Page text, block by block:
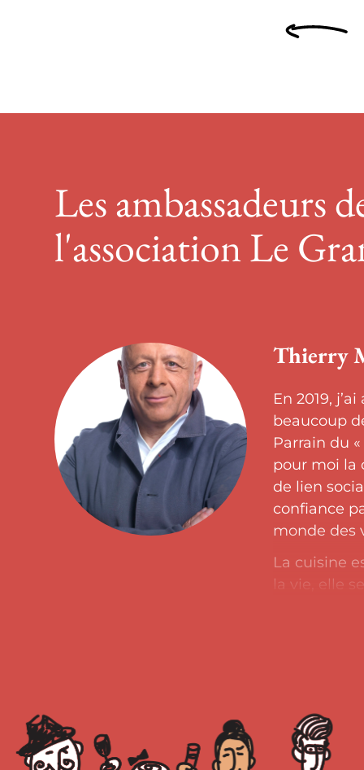
Les ambassadeurs
l'association Le
Thierry
En 2019,
beaucoup
Parrain du
pour moi la
de lien
confiance
monde des
La cuisine
la vie, elle
met en
quotidien,
et le bien-
voudrais